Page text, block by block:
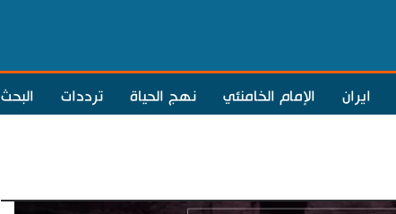
ايران الإمام الخامنئي نهج الحياة ترددات البحث